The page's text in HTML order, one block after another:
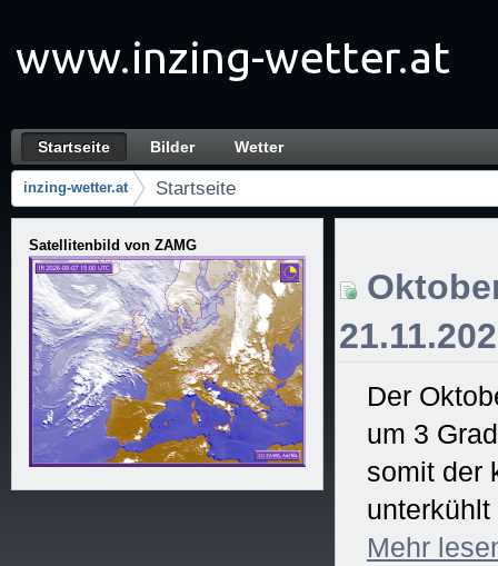
Startseite
Navigation
Startseite Bilder Wetter
Brotkrumen (Wo bin ich?)
inzing-wetter.at Startseite
Satellitenbild von ZAMG
Der
um 3
somit der
unterkühlt
Mehr